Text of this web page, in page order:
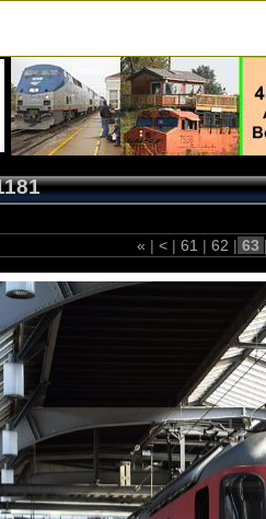
« | < | 61 | 62 | 63 |